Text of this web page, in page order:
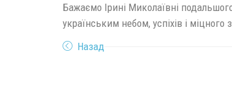
Бажаємо Ірині Миколаївні
українським небом, успіхів і міцного
Назад